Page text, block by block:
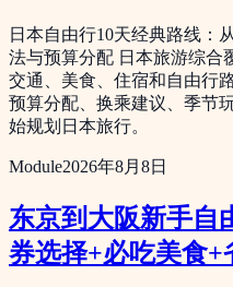
日本自由行10天经典路线：
法与预算分配 日本旅游综合
交通、美食、住宿和自由行
预算分配、换乘建议、季节
始规划日本旅行。
Module2026年8月8日
东京到大阪新手自
券选择+必吃美食+